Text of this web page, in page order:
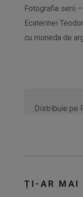
Fotografia serii
Ecaterinei
cu moneda de
Distribuie pe
ȚI-AR MAI